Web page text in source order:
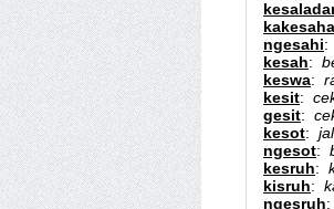
ngesahi:
kesah:
keswa:
kesit:
gesit:
kesot:
ngesot:
kesruh:
kisruh:
ngesruh: